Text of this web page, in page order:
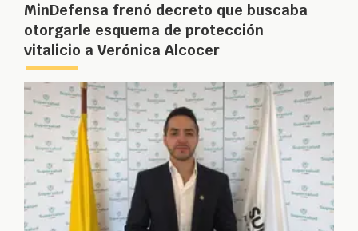
MinDefensa frenó decreto que buscaba
otorgarle esquema de protección
vitalicio a Verónica Alcocer